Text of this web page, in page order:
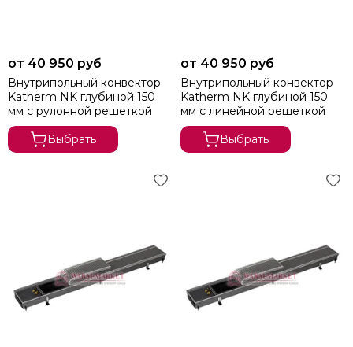
от 40 950 руб
Внутрипольный конвектор
Katherm NK глубиной 150
мм с рулонной решеткой
Выбрать
от 40 950 руб
Внутрипольный конвектор
Katherm NK глубиной 150
мм с линейной решеткой
Выбрать